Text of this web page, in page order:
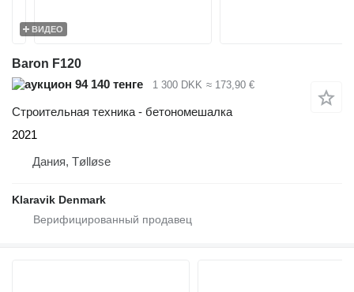
ВИДЕО
Baron F120
94 140 тенге
1 300 DKK ≈ 173,90 €
Строительная техника - бетономешалка
2021
Дания, Tølløse
Klaravik Denmark